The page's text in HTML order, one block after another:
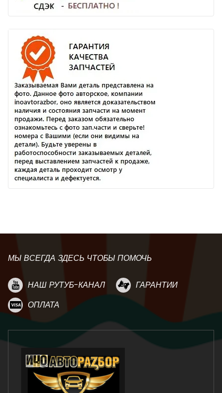
МЫ ВСЕГДА ЗДЕСЬ ЧТОБЫ ПОМОЧЬ
НАШ РУТУБ-КАНАЛ
ГАРАНТИИ
ОПЛАТА